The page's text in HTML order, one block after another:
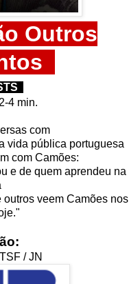
Outros
4 min.
com
vida pública portuguesa
com Camões:
e de quem aprendeu na
veem Camões nos
/ JN